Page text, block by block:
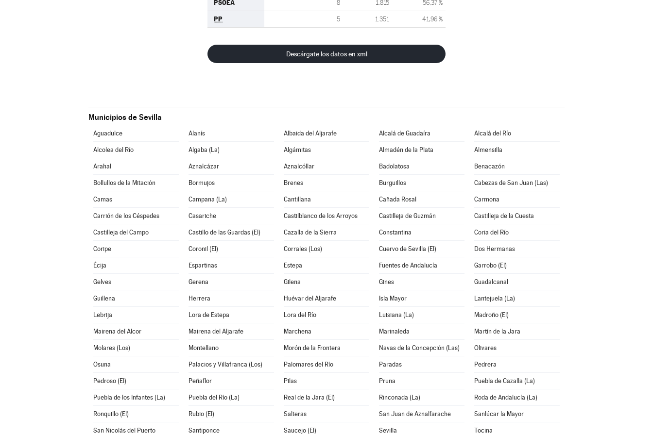
PSOEA 8 1.815 56,37 %
PP 5 1.351 41,96 %
Descárgate los datos en xml
Municipios de Sevilla
Aguadulce Alanís Albaida del Aljarafe Alcalá de Guadaíra Alcalá del Río
Alcolea del Río Algaba (La) Algámitas Almadén de la Plata Almensilla
Arahal Aznalcázar Aznalcóllar Badolatosa Benacazón
Bollullos de la Mitación Bormujos Brenes Burguillos Cabezas de San Juan (Las)
Camas Campana (La) Cantillana Cañada Rosal Carmona
Carrión de los Céspedes Casariche Castilblanco de los Arroyos Castilleja de Guzmán Castilleja de la Cuesta
Castilleja del Campo Castillo de las Guardas (El) Cazalla de la Sierra Constantina Coria del Río
Coripe Coronil (El) Corrales (Los) Cuervo de Sevilla (El) Dos Hermanas
Écija Espartinas Estepa Fuentes de Andalucía Garrobo (El)
Gelves Gerena Gilena Gines Guadalcanal
Guillena Herrera Huévar del Aljarafe Isla Mayor Lantejuela (La)
Lebrija Lora de Estepa Lora del Río Luisiana (La) Madroño (El)
Mairena del Alcor Mairena del Aljarafe Marchena Marinaleda Martín de la Jara
Molares (Los) Montellano Morón de la Frontera Navas de la Concepción (Las) Olivares
Osuna Palacios y Villafranca (Los) Palomares del Río Paradas Pedrera
Pedroso (El) Peñaflor Pilas Pruna Puebla de Cazalla (La)
Puebla de los Infantes (La) Puebla del Río (La) Real de la Jara (El) Rinconada (La) Roda de Andalucía (La)
Ronquillo (El) Rubio (El) Salteras San Juan de Aznalfarache Sanlúcar la Mayor
San Nicolás del Puerto Santiponce Saucejo (El) Sevilla Tocina